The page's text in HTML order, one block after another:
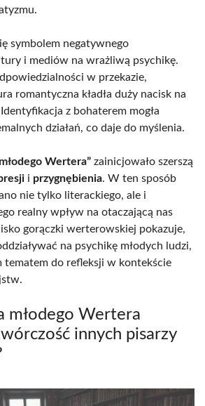
symbolem negatywnego
i mediów na wrażliwą psychikę.
w przekazie,
romantyczna kładła duży nacisk na
z bohaterem mogła
działań, co daje do myślenia.
Wertera” zainicjowało szerszą
i przygnębienia. W ten sposób
nie tylko literackiego, ale i
realny wpływ na otaczającą nas
gorączki werterowskiej pokazuje,
na psychikę młodych ludzi,
tematem do refleksji w kontekście
młodego Wertera
innych pisarzy